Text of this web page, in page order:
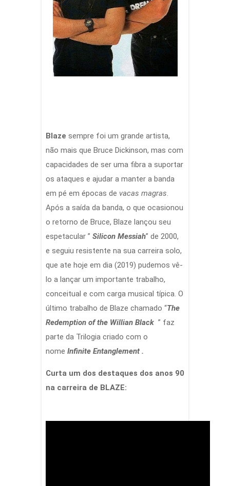
Blaze sempre foi um grande artista,
não mais que Bruce Dickinson, mas com
capacidades de ser uma fibra a suportar
os ataques e ajudar a manter a banda
em pé em épocas de vacas magras.
Após a saída da banda, o que ocasionou
o retorno de Bruce, Blaze lançou seu
espetacular ” Silicon Messiah” de 2000,
e seguiu resistente na sua carreira solo,
que ate hoje em dia (2019) pudemos vê-
lo a lançar um importante trabalho,
conceitual e com carga musical típica. O
último trabalho de Blaze chamado “The
Redemption of the Willian Black ” faz
parte da Trilogia criado com o
nome Infinite Entanglement .
Curta um dos destaques dos anos 90
na carreira de BLAZE: